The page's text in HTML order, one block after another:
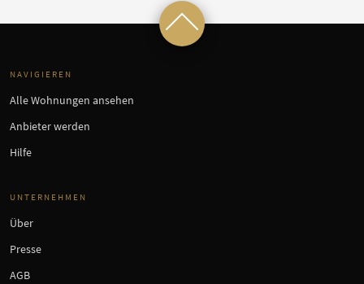
NAVIGIEREN
Alle Wohnungen ansehen
Anbieter werden
Hilfe
UNTERNEHMEN
Über
Presse
AGB